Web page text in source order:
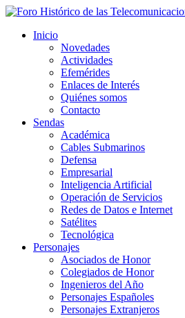
Inicio
Novedades
Actividades
Efemérides
Enlaces de Interés
Quiénes somos
Contacto
Sendas
Académica
Cables Submarinos
Defensa
Empresarial
Inteligencia Artificial
Operación de Servicios
Redes de Datos e Internet
Satélites
Tecnológica
Personajes
Asociados de Honor
Colegiados de Honor
Ingenieros del Año
Personajes Españoles
Personajes Extranjeros